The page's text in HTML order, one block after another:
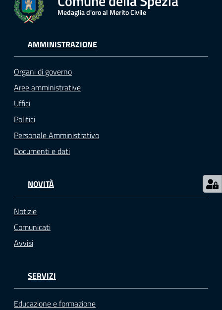
t
a
t
A
n
a
g
r
o
n
e
A
Medaglia d'oro al Merito Civile
AMMINISTRAZIONE
Organi di governo
Aree amministrative
Uffici
Politici
Personale Amministrativo
Documenti e dati
NOVITÀ
Notizie
Comunicati
Avvisi
SERVIZI
Educazione e formazione